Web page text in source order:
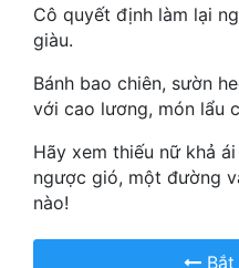
Kỳ Ảo
Linh Dị
Làm Giàu
Lịch Sử
Mưu Mô
Cô quyết định làm lại
giàu.
Bánh bao chiên, sườn
với cao lương, món lẩu
Hãy xem thiếu nữ khả
ngược gió, một đường
nào!
Bắt